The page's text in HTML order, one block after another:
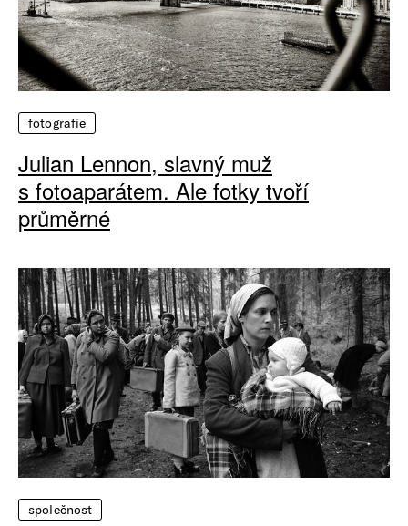
fotografie
Julian Lennon, slavný muž
s fotoaparátem. Ale fotky tvoří
průměrné
společnost